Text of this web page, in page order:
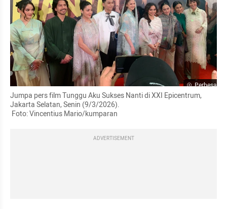
Perbesar
Jumpa pers film Tunggu Aku Sukses Nanti di XXI Epicentrum,
Jakarta Selatan, Senin (9/3/2026).
Foto: Vincentius Mario/kumparan
ADVERTISEMENT